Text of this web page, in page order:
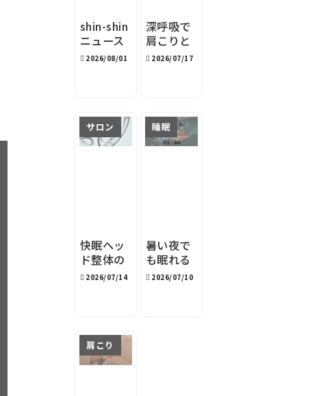
shin-shin
ニュース
レター
2026/08/01
深呼吸で
肩こりと
睡眠を改
スston s
2026/07/17
サロン
快眠ヘッ
ド整体の
『目安時
2026/07/14
睡眠
暑い夜で
も眠れる
寝室環境
2026/07/10
肩こり